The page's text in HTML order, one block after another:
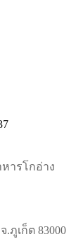
ารโกอ่าง
ภูเก็ต 83000